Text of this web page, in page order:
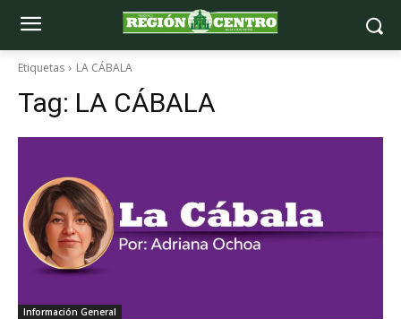
Etiquetas LA CÁBALA
Tag: LA CÁBALA
Información General